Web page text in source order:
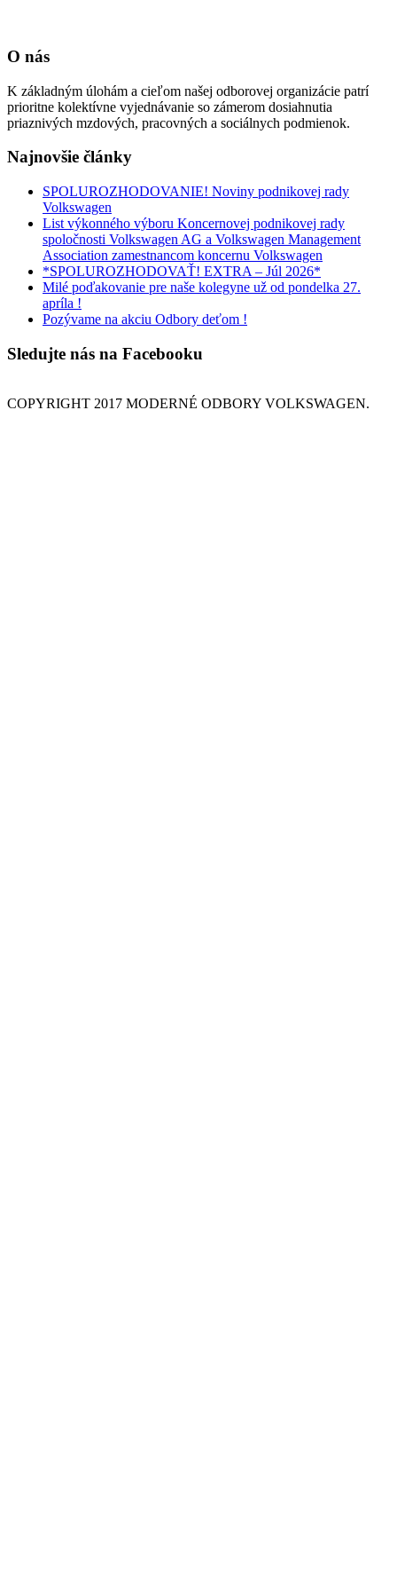
O nás
K základným úlohám a cieľom našej odborovej organizácie patrí
prioritne kolektívne vyjednávanie so zámerom dosiahnutia
priaznivých mzdových, pracovných a sociálnych podmienok.
Najnovšie články
SPOLUROZHODOVANIE! Noviny podnikovej rady
Volkswagen
List výkonného výboru Koncernovej podnikovej rady
spoločnosti Volkswagen AG a Volkswagen Management
Association zamestnancom koncernu Volkswagen
*SPOLUROZHODOVAŤ! EXTRA – Júl 2026*
Milé poďakovanie pre naše kolegyne už od pondelka 27.
apríla !
Pozývame na akciu Odbory deťom !
Sledujte nás na Facebooku
COPYRIGHT 2017 MODERNÉ ODBORY VOLKSWAGEN.